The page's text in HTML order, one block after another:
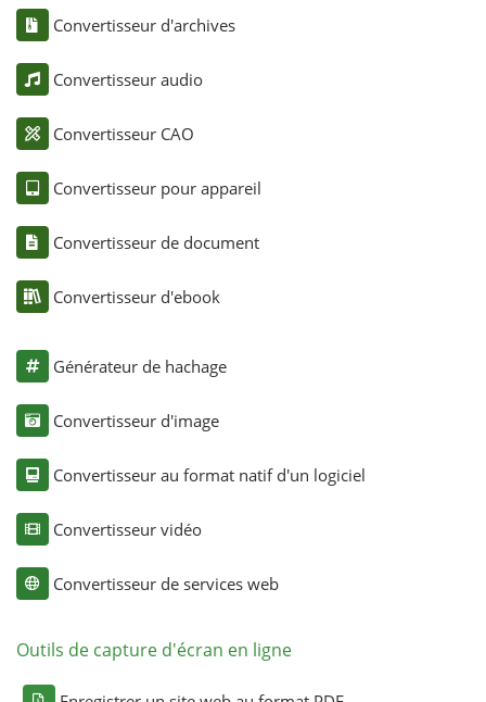
Convertisseur d'archives
Convertisseur audio
Convertisseur CAO
Convertisseur pour appareil
Convertisseur de document
Convertisseur d'ebook
Générateur de hachage
Convertisseur d'image
Convertisseur au format natif d'un logiciel
Convertisseur vidéo
Convertisseur de services web
Outils de capture d'écran en ligne